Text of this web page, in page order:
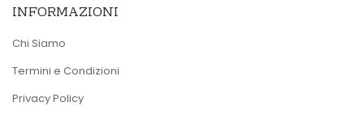
INFORMAZIONI
Chi Siamo
Termini e Condizioni
Privacy Policy